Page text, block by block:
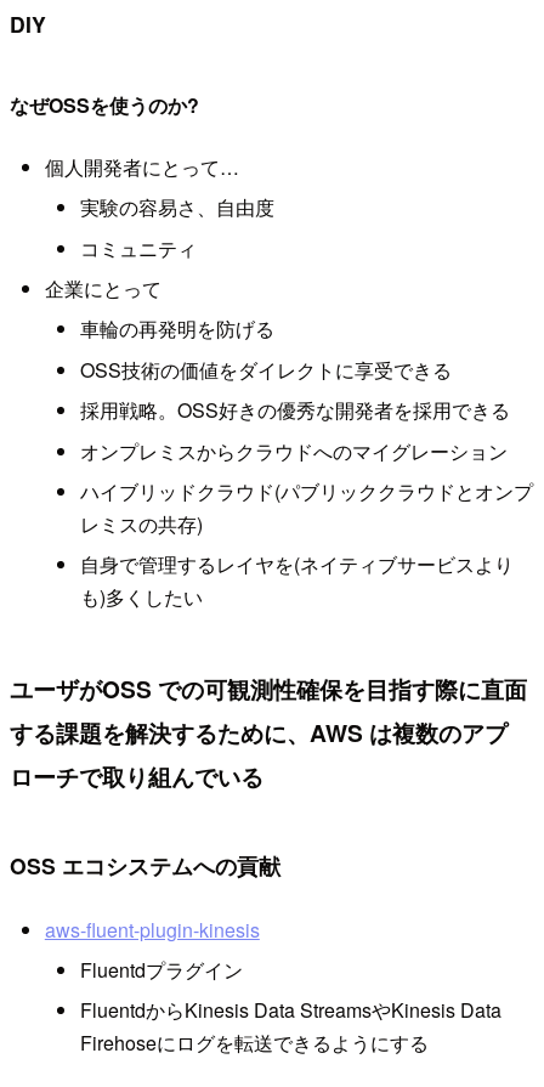
DIY
なぜOSSを使うのか?
個人開発者にとって…
実験の容易さ、自由度
コミュニティ
企業にとって
車輪の再発明を防げる
OSS技術の価値をダイレクトに享受できる
採用戦略。OSS好きの優秀な開発者を採用できる
オンプレミスからクラウドへのマイグレーション
ハイブリッドクラウド(パブリッククラウドとオンプ
レミスの共存)
自身で管理するレイヤを(ネイティブサービスより
も)多くしたい
ユーザがOSS での可観測性確保を⽬指す際に直⾯
する課題を解決するために、AWS は複数のアプ
ローチで取り組んでいる
OSS エコシステムへの貢献
aws-fluent-plugin-kinesis
Fluentdプラグイン
FluentdからKinesis Data StreamsやKinesis Data
Firehoseにログを転送できるようにする